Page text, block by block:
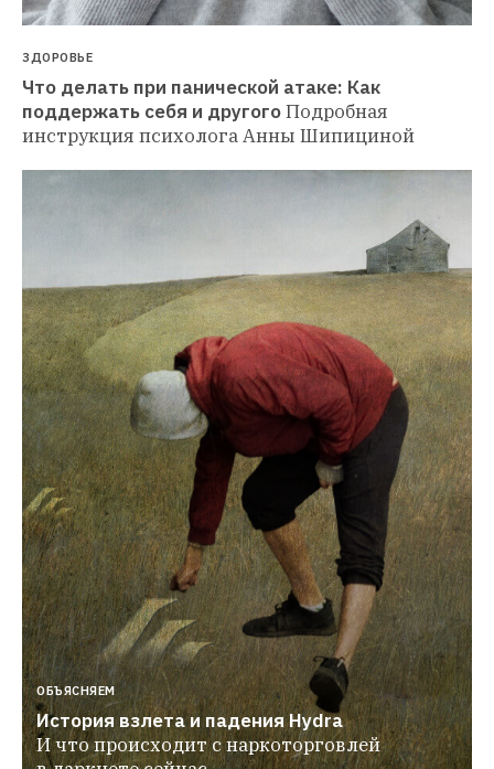
ЗДОРОВЬЕ
Что делать при панической атаке: Как
поддержать себя и другогоПодробная
инструкция психолога Анны Шипициной
ОБЪЯСНЯЕМ
История взлета и падения Hydra
И что происходит с наркоторговлей